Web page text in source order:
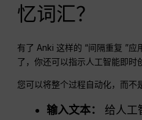
忆词汇？
有了 Anki 这样的 “间隔重复 ”应
了，你还可以指示人工智能即时
您可以将整个过程自动化，而不
输入文本：
给人工